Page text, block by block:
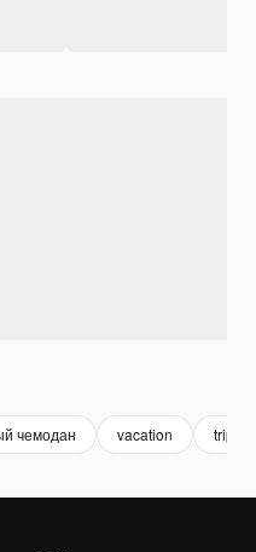
чемодан vacation trip